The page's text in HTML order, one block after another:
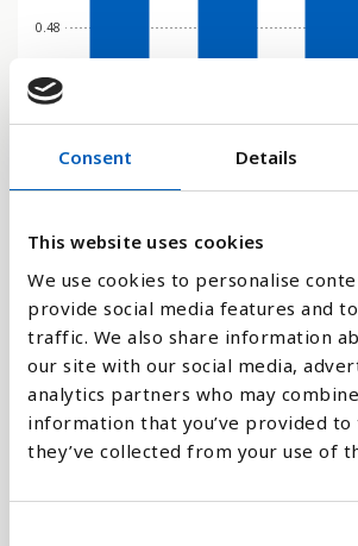
Consent Details
This website uses cookies
We use cookies to personalise
provide social media features and
traffic. We also share information
our site with our social media,
analytics partners who may
information that you’ve provided
they’ve collected from your use of
0.32
0.48
2019 2022
Stapeldiagram
Linje
Platt